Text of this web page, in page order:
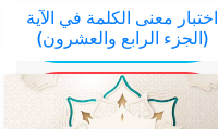
اختبار معنى الكلمة في الآية
(الجزء الرابع والعشرون)